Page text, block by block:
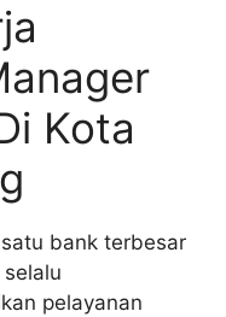
Kota
bank terbesar
pelayanan